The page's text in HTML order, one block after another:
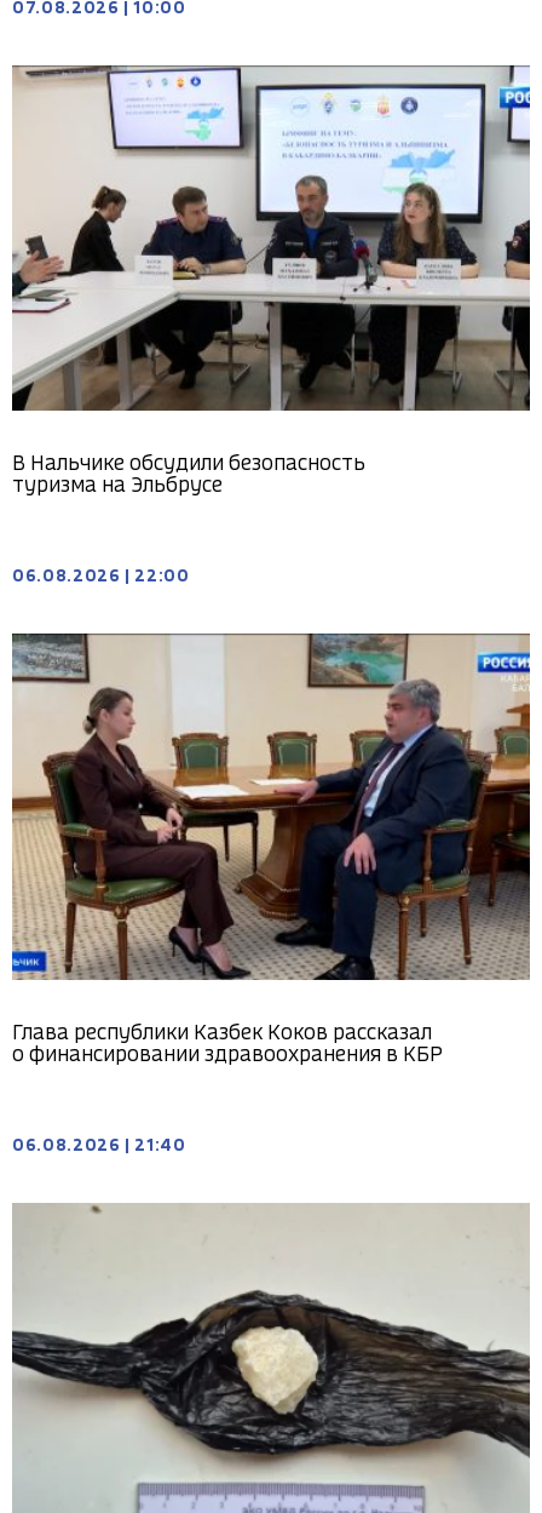
07.08.2026 10:00
В Нальчике обсудили безопасность
туризма на Эльбрусе
06.08.2026 22:00
Глава республики Казбек Коков рассказал
о финансировании здравоохранения в КБР
06.08.2026 21:40